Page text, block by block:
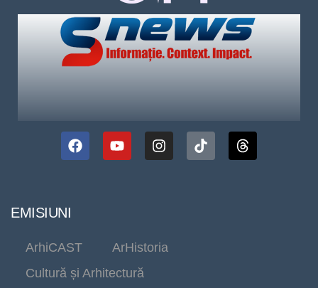
EMISIUNI
ArhiCAST
ArHistoria
Cultură și Arhitectură